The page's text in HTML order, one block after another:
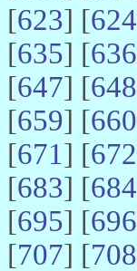
[623] [624
[635] [636
[647] [648
[659] [660
[671] [672
[683] [684
[695] [696
[707] [708